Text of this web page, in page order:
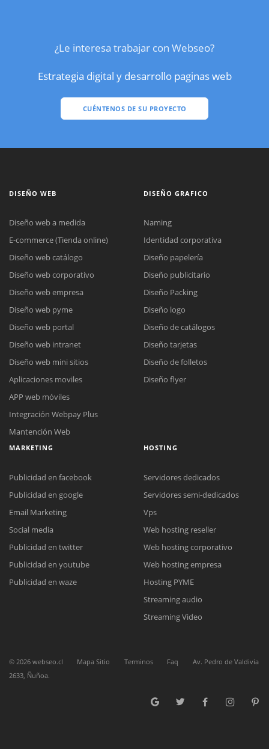
¿Le interesa trabajar con Webseo?
Estrategia digital y desarrollo paginas web
CUÉNTENOS DE SU PROYECTO
Reunión online
Nuestros ejecutivos le enviarán un correo electrónico con el enlace a
Meet para la reunión online.
Cotización
Complete el formulario y nos contactaremos a la brevedad.
Chat Online
para enviarnos un correo electrónico con sus datos personales.
DISEÑO WEB
Diseño web a medida
E-commerce (Tienda online)
Diseño web catálogo
Diseño web corporativo
Diseño web empresa
Diseño web pyme
Diseño web portal
Diseño web intranet
Diseño web mini sitios
Aplicaciones moviles
APP web móviles
Integración Webpay Plus
Mantención Web
DISEÑO GRAFICO
Naming
Identidad corporativa
Diseño papelería
Diseño publicitario
Diseño Packing
Diseño logo
Diseño de catálogos
Diseño tarjetas
Diseño de folletos
Diseño flyer
MARKETING
Publicidad en facebook
Publicidad en google
Email Marketing
Social media
Publicidad en twitter
Publicidad en youtube
Publicidad en waze
HOSTING
Servidores dedicados
Servidores semi-dedicados
Vps
Web hosting reseller
Web hosting corporativo
Web hosting empresa
Hosting PYME
Streaming audio
Streaming Video
© 2026 webseo.cl Mapa Sitio Terminos Faq
Av. Pedro de Valdivia
2633, Ñuñoa.